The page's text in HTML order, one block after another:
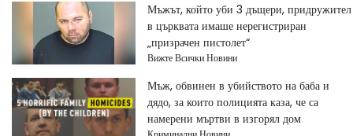
Мъжът, който уби 3 дъщери, придружител
в църквата имаше нерегистриран
„призрачен пистолет“
Вижте Всички Новини
Мъж, обвинен в убийството на баба и
дядо, за които полицията каза, че са
намерени мъртви в изгорял дом